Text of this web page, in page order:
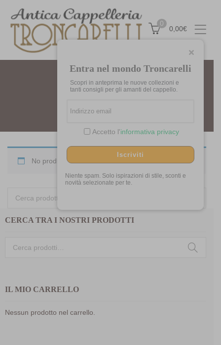
Entra nel mondo Troncarelli
Scopri in anteprima le nuove collezioni e
tanti consigli per gli amanti del cappello.
Accetto l'informativa privacy
Iscriviti
Niente spam. Solo ispirazioni di stile, sconti e
novità selezionate per te.
0
0,00€
BEATEX
No products were found matching your selection.
CERCA TRA I NOSTRI PRODOTTI
IL MIO CARRELLO
Nessun prodotto nel carrello.